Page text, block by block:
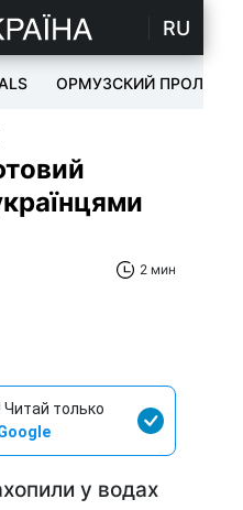
RU
ОРМУЗСКИЙ ПРОЛИВ
2 мин
только
у водах